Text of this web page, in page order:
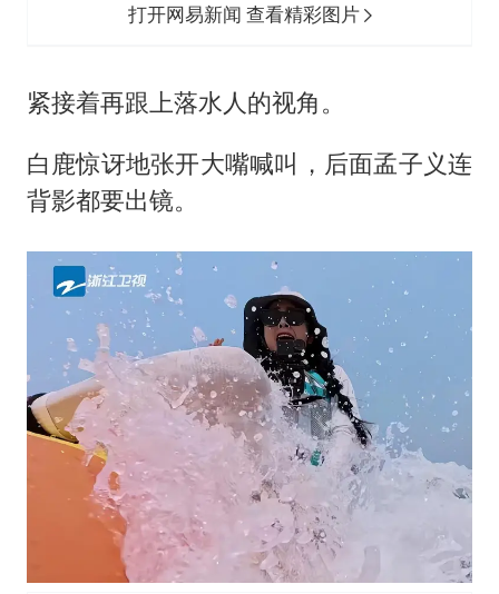
打开网易新闻 查看精彩图片
紧接着再跟上落水人的视角。
白鹿惊讶地张开大嘴喊叫，后面孟子义连
背影都要出镜。